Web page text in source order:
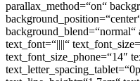
parallax_method=“on“
text_font=“||||“
text_font_size_phone=“14″